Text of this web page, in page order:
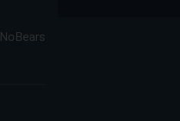
NoBears